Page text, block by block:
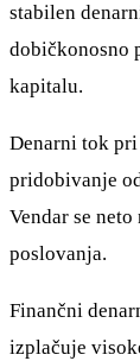
stabilen
dobičkonosno
kapitalu.
Denarni tok
pridobivanje
Vendar se
poslovanja.
Finančni
izplačuje